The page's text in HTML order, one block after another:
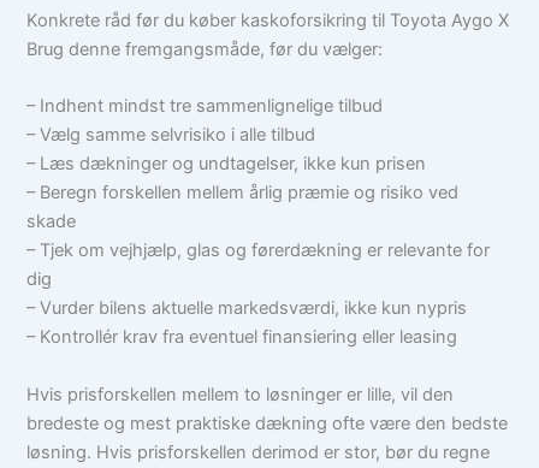
Konkrete råd før du køber kaskoforsikring til Toyota Aygo X
Brug denne fremgangsmåde, før du vælger:
– Indhent mindst tre sammenlignelige tilbud
– Vælg samme selvrisiko i alle tilbud
– Læs dækninger og undtagelser, ikke kun prisen
– Beregn forskellen mellem årlig præmie og risiko ved
skade
– Tjek om vejhjælp, glas og førerdækning er relevante for
dig
– Vurder bilens aktuelle markedsværdi, ikke kun nypris
– Kontrollér krav fra eventuel finansiering eller leasing
Hvis prisforskellen mellem to løsninger er lille, vil den
bredeste og mest praktiske dækning ofte være den bedste
løsning. Hvis prisforskellen derimod er stor, bør du regne